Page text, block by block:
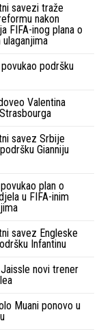
savezi traže
nakon
FIFA-inog plana o
podršku
Valentina
savez Srbije
Gianniju
plan o
u FIFA-inim
savez Engleske
Infantinu
novi trener
Muani ponovo u